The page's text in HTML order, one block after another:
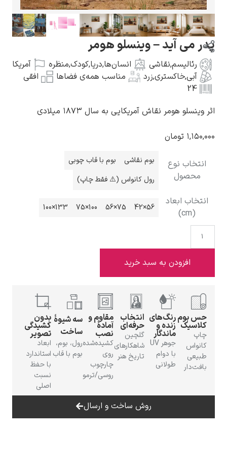
گوستاو کلیمت
ادوارد مونک
کامی پیسارو
ادوارد هاپر
ادگار دگا
می آید – وینسلو هومر
رئالیسم,نقاشی انسان‌ها,دریا,کودک,منظره
آمریکا
آبی,خاکستری,زرد مناسب همه‌ی فضاها
افقی
هومر نقاش آمریکایی به سال ۱۸۷۳ میلادی
تومان
نوع
محصول
بوم نقاشی
بوم با قاب چوبی
رول کانواس (⚠️ فقط چاپ)
ابعاد
56×42
75×56
100×75
133×100
افزودن به سبد خرید
بومرنگ‌های
زنده و
ماندگار
جوهر UV
با دوام
طولانی
انتخاب
حرفه‌ای
گلچین
شاهکارهای
تاریخ هنر
مقاوم و
آمادهٔ
نصب
کشیده‌شده
روی
چارچوب
روسی/ترمو
سه شیوهٔ
ساخت
رول، بوم،
بوم با قاب
بدون
کشیدگی
تصویر
ابعاد
استاندارد
روش ساخت و ارسال